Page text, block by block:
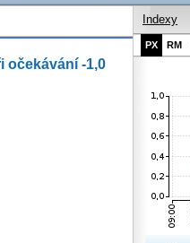
očekávání -1,0
Indexy
PX RM